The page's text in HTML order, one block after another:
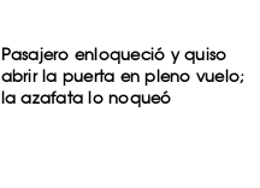
Pasajero enloqueció y quiso
abrir la puerta en pleno vuelo;
la azafata lo noqueó